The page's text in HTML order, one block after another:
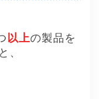
以上の製品を
、